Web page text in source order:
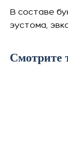
В составе
эустома,
Смотрите